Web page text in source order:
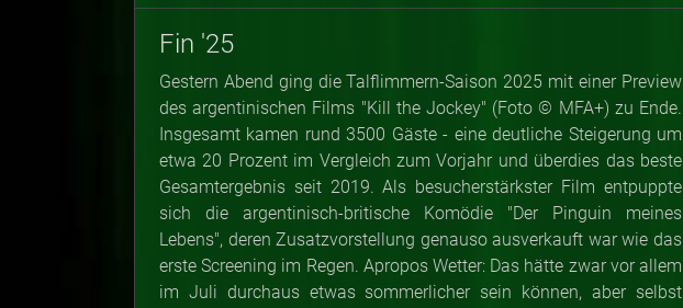
Fin '25
Gestern Abend ging die Talflimmern-Saison 2025 mit einer Preview
des argentinischen Films "Kill the Jockey" (Foto © MFA+) zu Ende.
Insgesamt kamen rund 3500 Gäste - eine deutliche Steigerung um
etwa 20 Prozent im Vergleich zum Vorjahr und überdies das beste
Gesamtergebnis seit 2019. Als besucherstärkster Film entpuppte
sich die argentinisch-britische Komödie "Der Pinguin meines
Lebens", deren Zusatzvorstellung genauso ausverkauft war wie das
erste Screening im Regen. Apropos Wetter: Das hätte zwar vor allem
im Juli durchaus etwas sommerlicher sein können, aber selbst